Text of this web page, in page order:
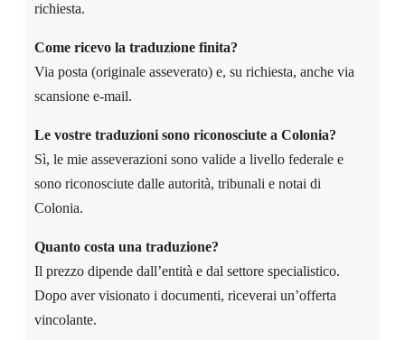
richiesta.
Come ricevo la traduzione finita?
Via posta (originale asseverato) e, su richiesta, anche via
scansione e-mail.
Le vostre traduzioni sono riconosciute a Colonia?
Sì, le mie asseverazioni sono valide a livello federale e
sono riconosciute dalle autorità, tribunali e notai di
Colonia.
Quanto costa una traduzione?
Il prezzo dipende dall’entità e dal settore specialistico.
Dopo aver visionato i documenti, riceverai un’offerta
vincolante.